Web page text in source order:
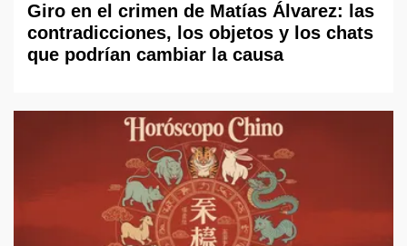
Giro en el crimen de Matías Álvarez: las
contradicciones, los objetos y los chats
que podrían cambiar la causa